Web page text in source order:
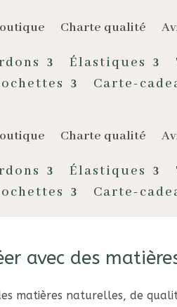
Charte qualité
Élastiques
Carte-
Charte qualité
Élastiques
Carte-
avec des
matières naturelles, de